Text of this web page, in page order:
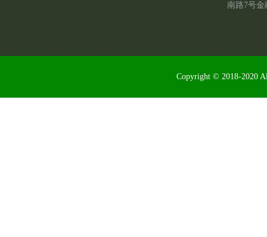
南路7号金
Copyright © 2018-2020